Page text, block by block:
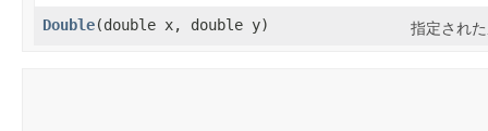
Double​(double x, double y) 指定され